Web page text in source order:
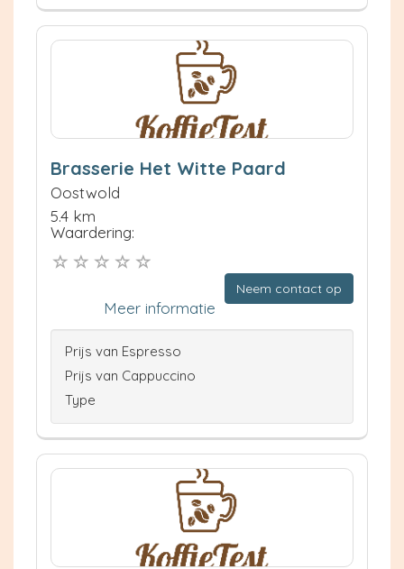
Brasserie Het Witte Paard
Oostwold
5.4 km
Waardering:
Neem contact op
Meer informatie
Prijs van Espresso
Prijs van Cappuccino
Type